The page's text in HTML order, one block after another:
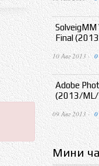
Final
10 Авг 2013 ·
Adobe
(2013/ML/
09 Авг 2013 ·
Мини